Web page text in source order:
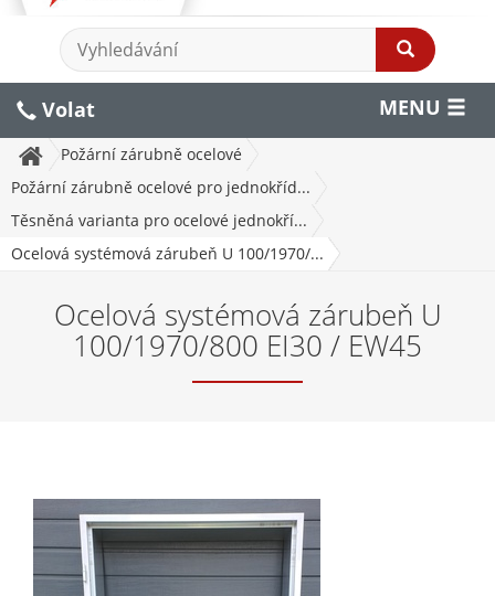
MENU
Volat
Požární zárubně ocelové
Požární zárubně ocelové pro jednokříd...
Těsněná varianta pro ocelové jednokří...
Ocelová systémová zárubeň U 100/1970/...
Ocelová systémová zárubeň U
100/1970/800 EI30 / EW45